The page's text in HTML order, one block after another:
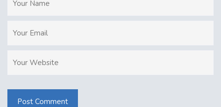
Post Comment